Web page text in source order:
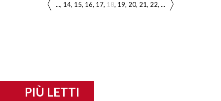
... 14 15 16 17 18 19 20 21 22 ...
PIÙ LETTI